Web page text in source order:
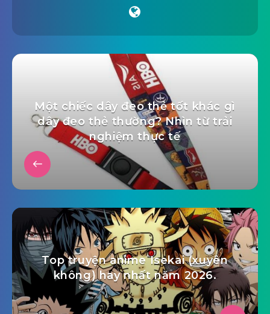
Một chiếc dây đeo thẻ tốt khác gì
dây đeo thẻ thường? Nhìn từ trải
nghiệm thực tế
Top truyện anime Isekai (xuyên
không) hay nhất năm 2026.